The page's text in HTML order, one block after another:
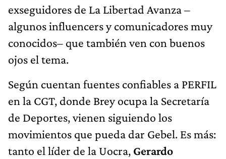
exseguidores de La Libertad Avanza –
algunos influencers y comunicadores muy
conocidos– que también ven con buenos
ojos el tema.
Según cuentan fuentes confiables a PERFIL
en la CGT, donde Brey ocupa la Secretaría
de Deportes, vienen siguiendo los
movimientos que pueda dar Gebel. Es más:
tanto el líder de la Uocra, Gerardo